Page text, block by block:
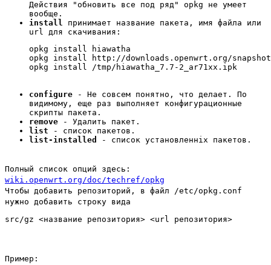
Действия "обновить все под ряд" opkg не умеет
вообще.
install принимает название пакета, имя файла или
url для скачивания:
opkg install hiawatha
opkg install http://downloads.openwrt.org/
opkg install /tmp/hiawatha_7.7-2_ar71xx.ipk
configure - Не совсем понятно, что делает. По
видимому, еще раз выполняет конфигурационные
скрипты пакета.
remove - Удалить пакет.
list - список пакетов.
list-installed
- список установленніх пакетов.
Полный список опций здесь:
wiki.openwrt.org/doc/techref/opkg
Чтобы добавить репозиторий, в файл /etc/opkg.conf
нужно добавить строку вида
src/gz <название репозитория> <url репозитория>
Пример: